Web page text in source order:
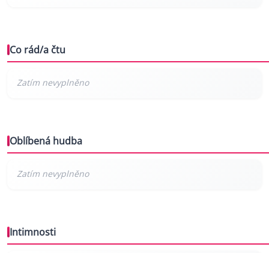
Co rád/a čtu
Oblíbená hudba
Intimnosti